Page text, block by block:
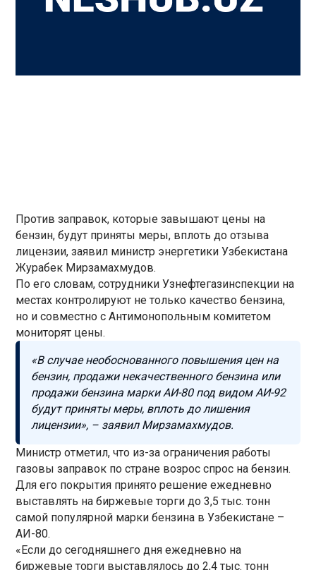
Против заправок, которые завышают цены на
бензин, будут приняты меры, вплоть до отзыва
лицензии, заявил министр энергетики Узбекистана
Журабек Мирзамахмудов.
По его словам, сотрудники Узнефтегазинспекции на
местах контролируют не только качество бензина,
но и совместно с Антимонопольным комитетом
мониторят цены.
«В случае необоснованного повышения цен на
бензин, продажи некачественного бензина или
продажи бензина марки АИ-80 под видом АИ-92
будут приняты меры, вплоть до лишения
лицензии», – заявил Мирзамахмудов.
Министр отметил, что из-за ограничения работы
газовы заправок по стране возрос спрос на бензин.
Для его покрытия принято решение ежедневно
выставлять на биржевые торги до 3,5 тыс. тонн
самой популярной марки бензина в Узбекистане –
АИ-80.
«Если до сегодняшнего дня ежедневно на
биржевые торги выставлялось до 2,4 тыс. тонн